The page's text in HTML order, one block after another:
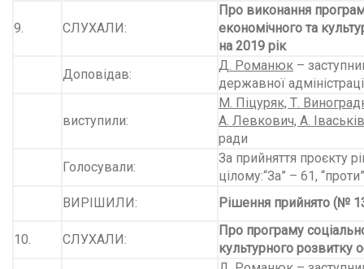
9. СЛУХАЛИ:
Про виконання
економічного та
на 2019 рік
Доповідав:
Д. Романюк –
державної
виступили:
М. Піцуряк, Т.
А. Левкович, А. Іваськів
ради
Голосували:
За прийняття проєкту
цілому:“За” – 61,
ВИРІШИЛИ:
Рішення прийнято (№
10. СЛУХАЛИ:
Про програму
культур­ного розвитку